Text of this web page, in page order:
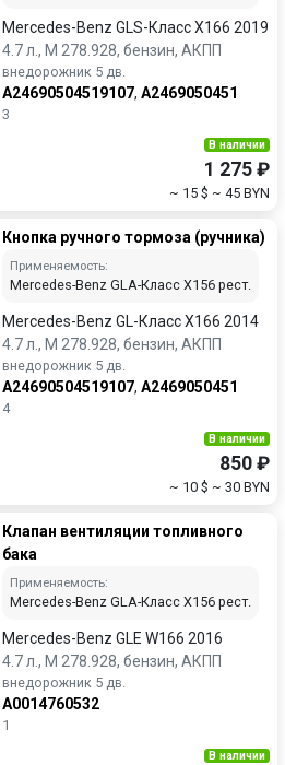
Mercedes-Benz GLS-Класс X166 2019
4.7 л., M 278.928, бензин, АКПП
внедорожник 5 дв.
A24690504519107, A2469050451
3
В наличии
1 275 ₽
~ 15 $ ~ 45 BYN
Кнопка ручного тормоза (ручника)
Применяемость:
Mercedes-Benz GLA-Класс X156 рест.
Mercedes-Benz GL-Класс X166 2014
4.7 л., M 278.928, бензин, АКПП
внедорожник 5 дв.
A24690504519107, A2469050451
4
В наличии
850 ₽
~ 10 $ ~ 30 BYN
Клапан вентиляции топливного
бака
Применяемость:
Mercedes-Benz GLA-Класс X156 рест.
Mercedes-Benz GLE W166 2016
4.7 л., M 278.928, бензин, АКПП
внедорожник 5 дв.
A0014760532
1
В наличии